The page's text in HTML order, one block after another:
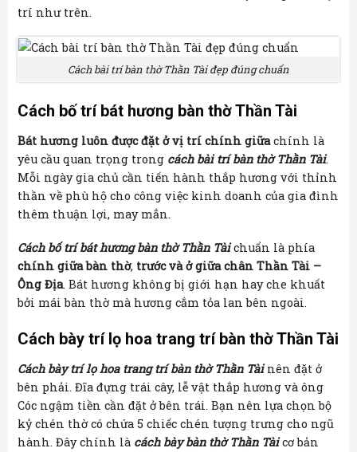
trí như trên.
Cách bài trí bàn thờ Thần Tài đẹp đúng chuẩn
Cách bố trí bát hương bàn thờ Thần Tài
Bát hương luôn được đặt ở vị trí chính giữachính là
yêu cầu quan trọng trong cách bài trí bàn thờ Thần Tài.
Mỗi ngày gia chủ cần tiến hành thắp hương với thỉnh
thần về phù hộ cho công việc kinh doanh của gia đình
thêm thuận lợi, may mắn.
Cách bố trí bát hương bàn thờ Thần Tàichuẩn là phía
chính giữa bàn thờ, trước và ở giữa chân Thần Tài –
Ông Địa. Bát hương không bị giới hạn hay che khuất
bởi mái bàn thờ mà hương cắm tỏa lan bên ngoài.
Cách bày trí lọ hoa trang trí bàn thờ Thần Tài
Cách bày trí lọ hoa trang trí bàn thờ Thần Tàinên đặt ở
bên phải. Đĩa đựng trái cây, lễ vật thắp hương và ông
Cóc ngậm tiền cần đặt ở bên trái. Bạn nên lựa chọn bộ
kỷ chén thờ có chứa 5 chiếc chén tượng trưng cho ngũ
hành. Đây chính là cách bày bàn thờ Thần Tàicơ bản